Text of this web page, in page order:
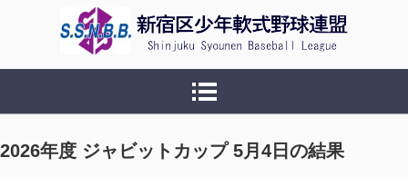
新宿区少年軟式野球連盟
2026年度 ジャビットカップ 5月4日の結果